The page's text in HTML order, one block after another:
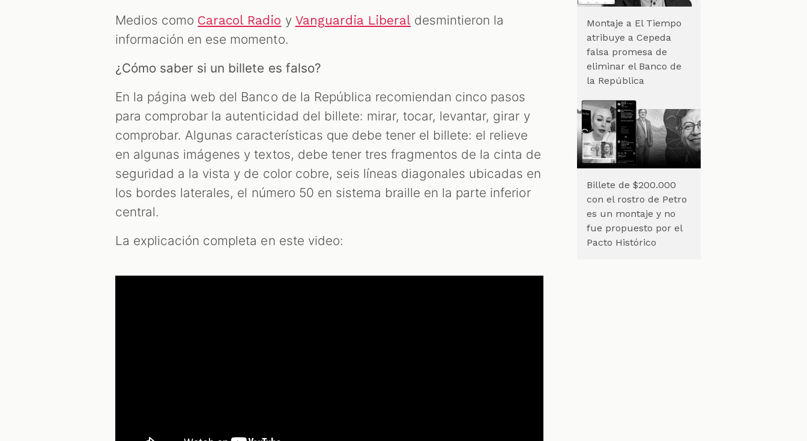
Medios como Caracol Radio y Vanguardia Liberaldesmintieron la
información en ese momento.
¿Cómo saber si un billete es falso?
En la página web del Banco de la República recomiendan cinco pasos
para comprobar la autenticidad del billete: mirar, tocar, levantar, girar y
comprobar. Algunas características que debe tener el billete: el relieve
en algunas imágenes y textos, debe tener tres fragmentos de la cinta de
seguridad a la vista y de color cobre, seis líneas diagonales ubicadas en
los bordes laterales, el número 50 en sistema braille en la parte inferior
central.
La explicación completa en este video:
Montaje a El Tiempo
atribuye a Cepeda
falsa promesa de
eliminar el Banco de
la República
Billete de $200.000
con el rostro de Petro
es un montaje y no
fue propuesto por el
Pacto Histórico